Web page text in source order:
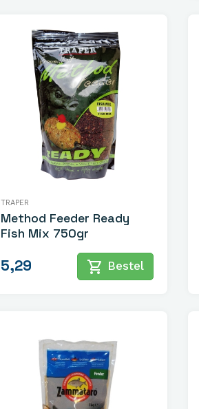
TRAPER
Method Feeder Ready
Fish Mix 750gr
5,29 shopping_cart Bestel